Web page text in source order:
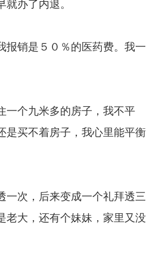
办了内退。
销是５０％的医药费。我一
个九米多的房子，我不平
是买不着房子，我心里能平衡
次，后来变成一个礼拜透三
老大，还有个妹妹，家里又没